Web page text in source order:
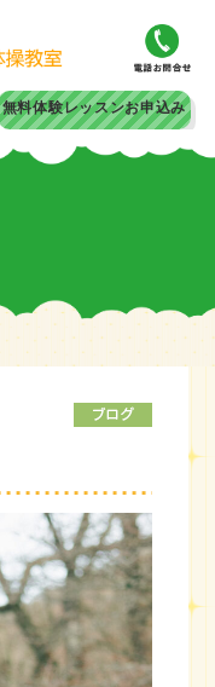
無料体験レッスンお申込み